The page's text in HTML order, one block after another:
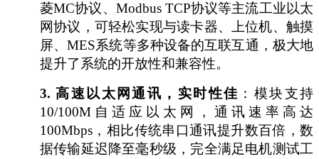
菱MC协议、Modbus TCP协议等主流工业以太
网协议，可轻松实现与读卡器、上位机、触摸
屏、MES系统等多种设备的互联互通，极大地
提升了系统的开放性和兼容性。
3.高速以太网通讯，实时性佳 ：模块支持
10/100M自适应以太网，通讯速率高达
100Mbps，相比传统串口通讯提升数百倍，数
据传输延迟降至毫秒级，完全满足电机测试工